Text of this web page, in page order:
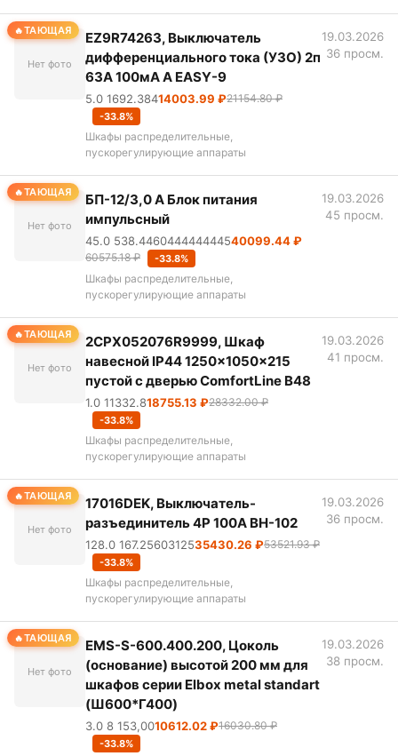
ТАЮЩАЯ
Нет фото
EZ9R74263, Выключатель
дифференциального тока (УЗО) 2п
63А 100мА А EASY-9
5.0 1692.38414003.99 ₽21154.80 ₽
-33.8%
Шкафы распределительные,
пускорегулирующие аппараты
19.03.2026
36 просм.
ТАЮЩАЯ
Нет фото
БП-12/3,0 А Блок питания
импульсный
45.0 538.446044444444540099.44 ₽
60575.18 ₽ -33.8%
Шкафы распределительные,
пускорегулирующие аппараты
19.03.2026
45 просм.
ТАЮЩАЯ
Нет фото
2CPX052076R9999, Шкаф
навесной IP44 1250x1050x215
пустой с дверью ComfortLine B48
1.0 11332.818755.13 ₽28332.00 ₽
-33.8%
Шкафы распределительные,
пускорегулирующие аппараты
19.03.2026
41 просм.
ТАЮЩАЯ
Нет фото
17016DEK, Выключатель-
разъединитель 4Р 100А ВН-102
128.0 167.2560312535430.26 ₽53521.93 ₽
-33.8%
Шкафы распределительные,
пускорегулирующие аппараты
19.03.2026
36 просм.
ТАЮЩАЯ
Нет фото
EMS-S-600.400.200, Цоколь
(основание) высотой 200 мм для
шкафов серии Elbox metal standart
(Ш600*Г400)
3.0 8 153,0010612.02 ₽16030.80 ₽
-33.8%
19.03.2026
38 просм.